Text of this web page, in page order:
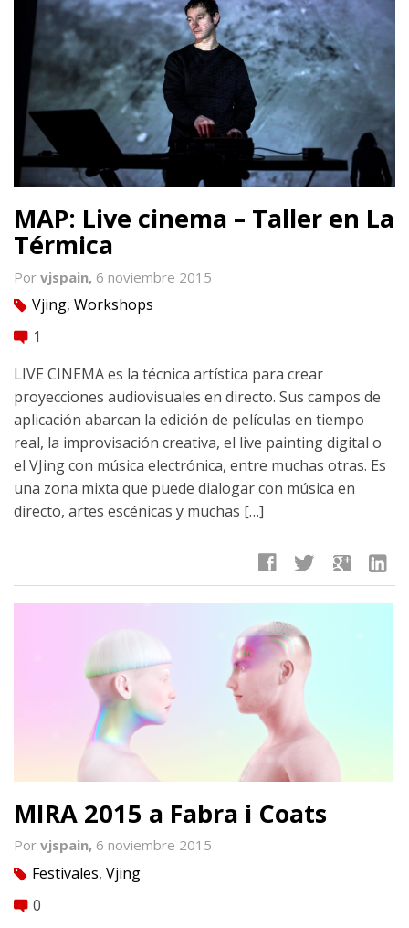
MAP: Live cinema – Taller en La
Térmica
Por vjspain, 6 noviembre 2015
tag Vjing, Workshops
comment 1
LIVE CINEMA es la técnica artística para crear
proyecciones audiovisuales en directo. Sus campos de
aplicación abarcan la edición de películas en tiempo
real, la improvisación creativa, el live painting digital o
el VJing con música electrónica, entre muchas otras. Es
una zona mixta que puede dialogar con música en
directo, artes escénicas y muchas […]
facebook twitter google linkedin
MIRA 2015 a Fabra i Coats
Por vjspain, 6 noviembre 2015
tag Festivales, Vjing
comment 0